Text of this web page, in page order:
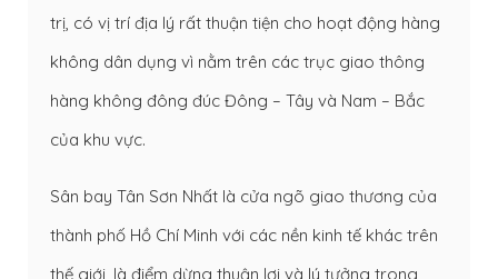
trị, có vị trí địa lý rất thuận tiện cho hoạt động hàng
không dân dụng vì nằm trên các trục giao thông
hàng không đông đúc Đông – Tây và Nam – Bắc
của khu vực.
Sân bay Tân Sơn Nhất là cửa ngõ giao thương của
thành phố Hồ Chí Minh với các nền kinh tế khác trên
thế giới, là điểm dừng thuận lợi và lý tưởng trong